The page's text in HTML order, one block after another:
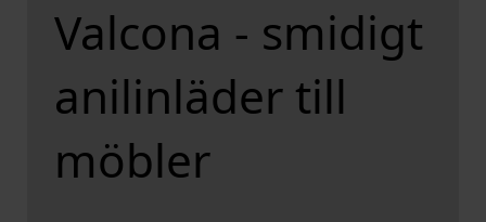
Valcona - smidigt
anilinläder till
möbler